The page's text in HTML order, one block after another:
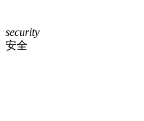
security
安全